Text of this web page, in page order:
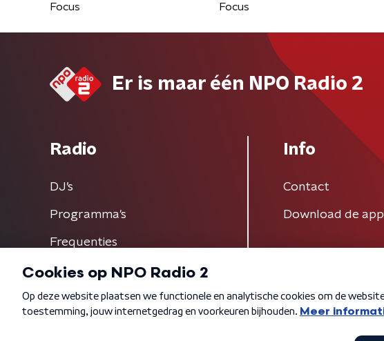
Focus
Focus
Er is maar één NPO Radio 2
Radio
DJ’s
Programma's
Frequenties
Info
Contact
Download de app
Algemene voorwaarden Privacybeleid